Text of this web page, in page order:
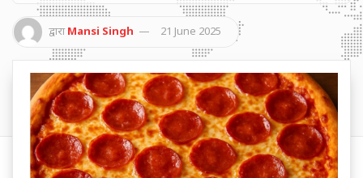
द्वारा Mansi Singh 21 June 2025